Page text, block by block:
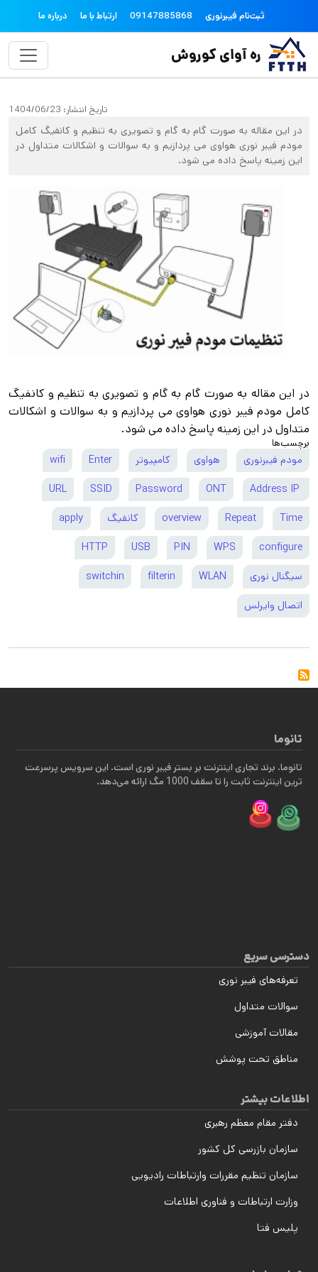
رفتن به محتوای اصلی topheader
درباره ما ارتباط با ما 09147885868 ثبت‌نام فیبرنوری
ره آوای کوروش
تاریخ انتشار: 1404/06/23
در این مقاله به صورت گام به گام و تصویری به تنظیم و کانفیگ کامل
مودم فیبر نوری هواوی می پردازیم و به سوالات و اشکالات متداول در
این زمینه پاسخ داده می شود.
در این مقاله به صورت گام به گام و تصویری به تنظیم و کانفیگ
کامل مودم فیبر نوری هواوی می پردازیم و به سوالات و اشکالات
متداول در این زمینه پاسخ داده می شود.
برچسب‌ها
مودم فیبرنوری هواوی کامپیوتر Enter
wifi
ONT
Password
SSID
URL
Time
Repeat
overview کانفیگ apply
configure
WPS
PIN
USB
HTTP
سیگنال نوری WLAN
filterin
switchin
اتصال وایرلس
تانوما
تانوما، برند تجاری اینترنت بر بستر فیبر نوری است. این سرویس پرسرعت
ترین اینترنت ثابت را تا سقف 1000 مگ ارائه می‌دهد.
دسترسی سریع
تعرفه‌های فیبر نوری
سوالات متداول
مقالات آموزشی
مناطق تحت پوشش
اطلاعات بیشتر
دفتر مقام معظم رهبری
سازمان بازرسی کل کشور
سازمان تنظیم مقررات وارتباطات رادیویی
وزارت ارتباطات و فناوری اطلاعات
پلیس فتا